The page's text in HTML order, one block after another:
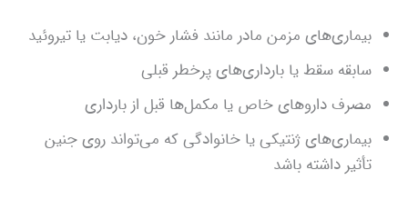
بیماری‌های مزمن مادر مانند فشار خون، دیابت یا تیروئید
سابقه سقط یا بارداری‌های پرخطر قبلی
مصرف داروهای خاص یا مکمل‌ها قبل از بارداری
بیماری‌های ژنتیکی یا خانوادگی که می‌تواند روی جنین
تأثیر داشته باشد